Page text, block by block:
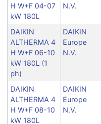
H W+F 04-07
kW 180L
N.V.
DAIKIN
ALTHERMA 4
H W+F 06-10
kW 180L (1
ph)
DAIKIN
Europe
N.V.
DAIKIN
ALTHERMA 4
H W+F 08-10
kW 180L
DAIKIN
Europe
N.V.